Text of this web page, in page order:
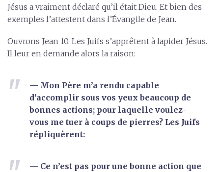
Jésus a vraiment déclaré qu’il était Dieu. Et bien des
exemples l’attestent dans l’Évangile de Jean.
Ouvrons Jean 10. Les Juifs s’apprêtent à lapider Jésus.
Il leur en demande alors la raison:
— Mon Père m’a rendu capable
d’accomplir sous vos yeux beaucoup de
bonnes actions; pour laquelle voulez-
vous me tuer à coups de pierres? Les Juifs
répliquèrent:
— Ce n’est pas pour une bonne action que